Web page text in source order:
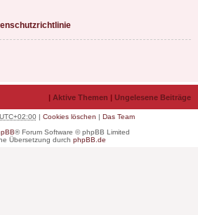
| Aktive Themen | Ungelesene Beiträge
UTC+02:00| Cookies löschen | Das Team
® Forum Software © phpBB Limited
Übersetzung durch phpBB.de